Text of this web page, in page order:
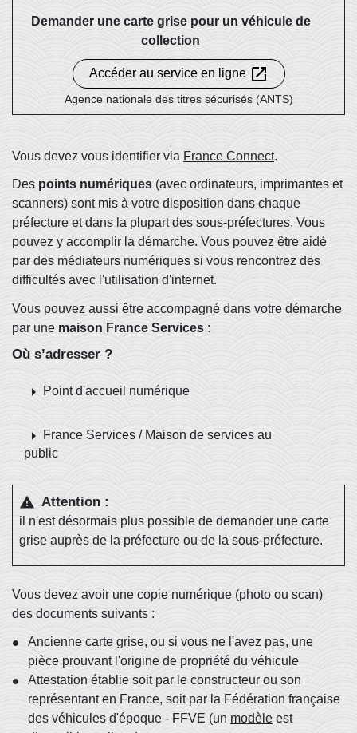
Demander une carte grise pour un véhicule de
collection
Accéder au service en ligne open_in_new
Agence nationale des titres sécurisés (ANTS)
Vous devez vous identifier via France Connect.
Des points numériques (avec ordinateurs, imprimantes et
scanners) sont mis à votre disposition dans chaque
préfecture et dans la plupart des sous-préfectures. Vous
pouvez y accomplir la démarche. Vous pouvez être aidé
par des médiateurs numériques si vous rencontrez des
difficultés avec l'utilisation d'internet.
Vous pouvez aussi être accompagné dans votre démarche
par une maison France Services :
Où s’adresser ?
arrow_right Point d'accueil numérique
arrow_right
France Services / Maison de services au
public
warning Attention :
il n'est désormais plus possible de demander une carte
grise auprès de la préfecture ou de la sous-préfecture.
Vous devez avoir une copie numérique (photo ou scan)
des documents suivants :
Ancienne carte grise, ou si vous ne l'avez pas, une
pièce prouvant l'origine de propriété du véhicule
Attestation établie soit par le constructeur ou son
représentant en France, soit par la Fédération française
des véhicules d'époque - FFVE (un modèle est